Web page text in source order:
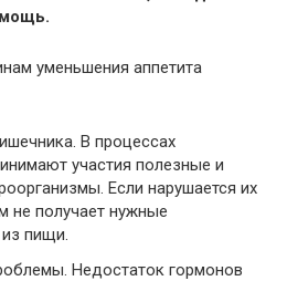
уменьшения аппетита
В процессах
участия полезные и
Если нарушается их
не получает нужные
пищи.
Недостаток гормонов